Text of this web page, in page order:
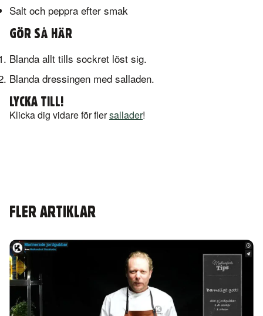
Salt och peppra efter smak
GÖR SÅ HÄR
Blanda allt tills sockret löst sig.
Blanda dressingen med salladen.
LYCKA TILL!
Klicka dig vidare för flersallader!
FLER ARTIKLAR